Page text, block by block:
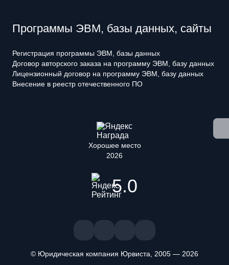
Программы ЭВМ, базы данных, сайты
Регистрация программы ЭВМ, базы данных
Договор авторского заказа на программу ЭВМ, базу данных
Лицензионный договор на программу ЭВМ, базу данных
Внесение в реестр отечественного ПО
Хорошее место
2026
5.0
© Юридическая компания Юрвиста, 2005 — 2026